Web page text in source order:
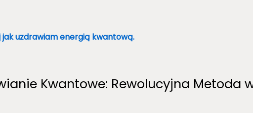
jak uzdrawiam energią kwantową.
Kwantowe: Rewolucyjna Metoda